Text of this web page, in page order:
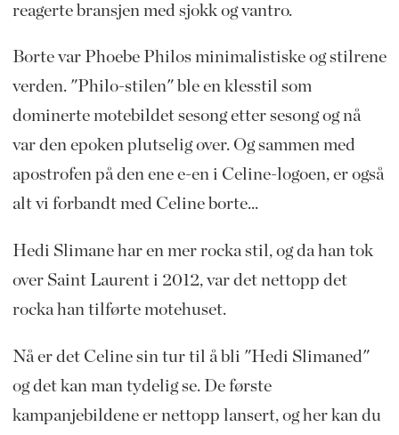
reagerte bransjen med sjokk og vantro.
Borte var Phoebe Philos minimalistiske og stilrene
verden. "Philo-stilen" ble en klesstil som
dominerte motebildet sesong etter sesong og nå
var den epoken plutselig over. Og sammen med
apostrofen på den ene e-en i Celine-logoen, er også
alt vi forbandt med Celine borte...
Hedi Slimane har en mer rocka stil, og da han tok
over Saint Laurent i 2012, var det nettopp det
rocka han tilførte motehuset.
Nå er det Celine sin tur til å bli "Hedi Slimaned"
og det kan man tydelig se. De første
kampanjebildene er nettopp lansert, og her kan du